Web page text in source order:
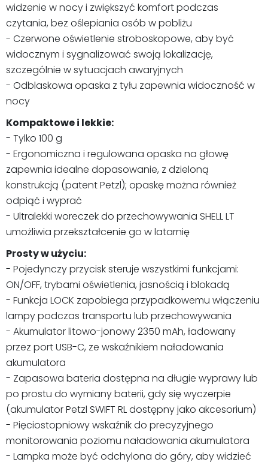
widzenie w nocy i zwiększyć komfort podczas
czytania, bez oślepiania osób w pobliżu
- Czerwone oświetlenie stroboskopowe, aby być
widocznym i sygnalizować swoją lokalizację,
szczególnie w sytuacjach awaryjnych
- Odblaskowa opaska z tyłu zapewnia widoczność w
nocy
Kompaktowe i lekkie:
- Tylko 100 g
- Ergonomiczna i regulowana opaska na głowę
zapewnia idealne dopasowanie, z dzieloną
konstrukcją (patent Petzl); opaskę można również
odpiąć i wyprać
- Ultralekki woreczek do przechowywania SHELL LT
umożliwia przekształcenie go w latarnię
Prosty w użyciu:
- Pojedynczy przycisk steruje wszystkimi funkcjami:
ON/OFF, trybami oświetlenia, jasnością i blokadą
- Funkcja LOCK zapobiega przypadkowemu włączeniu
lampy podczas transportu lub przechowywania
- Akumulator litowo-jonowy 2350 mAh, ładowany
przez port USB-C, ze wskaźnikiem naładowania
akumulatora
- Zapasowa bateria dostępna na długie wyprawy lub
po prostu do wymiany baterii, gdy się wyczerpie
(akumulator Petzl SWIFT RL dostępny jako akcesorium)
- Pięciostopniowy wskaźnik do precyzyjnego
monitorowania poziomu naładowania akumulatora
- Lampka może być odchylona do góry, aby widzieć